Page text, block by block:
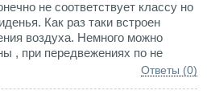
не соответствует классу но
Как раз таки встроен
воздуха. Немного можно
, при передвежениях по не
каждая кочка чувствуется при
Ответы (0)